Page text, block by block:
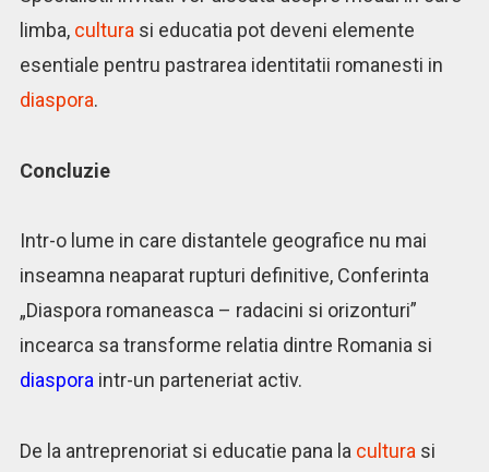
limba, culturasi educatia pot deveni elemente
esentiale pentru pastrarea identitatii romanesti in
diaspora.
Concluzie
Intr-o lume in care distantele geografice nu mai
inseamna neaparat rupturi definitive, Conferinta
„Diaspora romaneasca – radacini si orizonturi”
incearca sa transforme relatia dintre Romania si
diasporaintr-un parteneriat activ.
De la antreprenoriat si educatie pana la cultura si